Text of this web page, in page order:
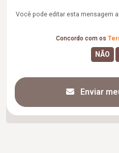
Você pode editar esta mensagem
Concordo com os
Enviar